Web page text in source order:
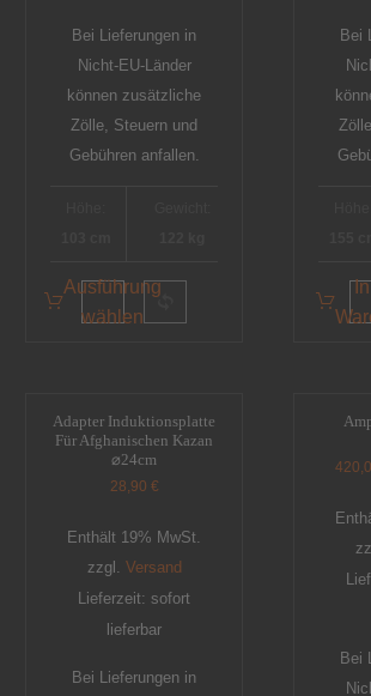
Bei Lieferungen in
Nicht-EU-Länder
können zusätzliche
Zölle, Steuern und
Gebühren anfallen.
Ausführung
wählen
Bei
Adapter Induktionsplatte
Für Afghanischen Kazan
⌀24cm
28,90 €
Enthält 19% MwSt.
zzgl. Versand
Lieferzeit: sofort
lieferbar
Bei Lieferungen in
Bei